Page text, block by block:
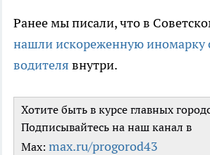
Ранее мы писали, что в
нашли искореженную иномарку
водителя внутри.
Хотите быть в курсе главных
Подписывайтесь на наш канал в
Max: max.ru/progorod43